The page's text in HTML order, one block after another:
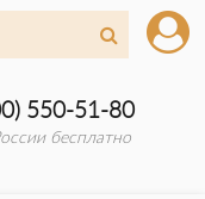
550-51-80
бесплатно